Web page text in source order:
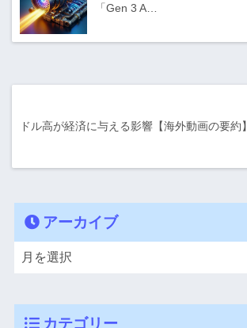
「Gen 3 A…
ドル高が経済に与える影響【海外動画の要約】
アーカイブ
カテゴリー